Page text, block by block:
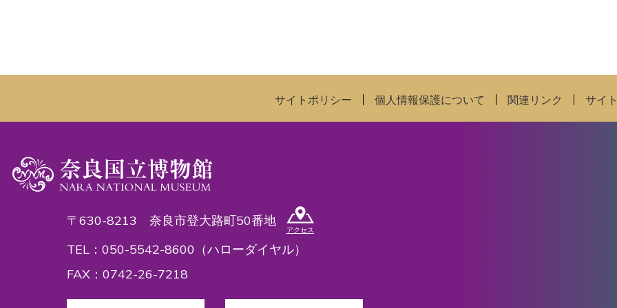
サイトポリシー 個人情報保護について 関連リンク サイ
〒630-8213 奈良市登大路町50番地
アクセス
TEL：050-5542-8600（ハローダイヤル）
FAX：0742-26-7218